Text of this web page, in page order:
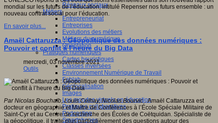
Réseaux sociaux
Métiers
Entrepreneuriat
Entreprises
Evolutions des métiers
Métiers du numérique
Orientation
Pratiques numériques
Cartes heuristiques
Classes inversées
Environnement Numérique de Travail
Fablab
Géolocalisation
Images
Les mondes virtuels en éducation
Pratiques collaboratives
Podcasting
Smartphones
mondial sur les futurs de l’éducation, intitulé Repenser nos futurs ensemble : un
nouveau contrat social pour l’éducation.
En savoir plus...
Amaël Cattaruzza : Géopolitique des données numériques :
Pouvoir et conflit à l’heure du Big Data
mercredi, 03 novembre 2021
Outils
Par Nicolas Bouchaïb, Louis Celhay, Nicolas Bourvic .Amaël Cattaruzza est
docteur en géographie et Maître de Conférences à l’École Spéciale Militaire de
Saint-Cyr et au Centre de recherche des Écoles de Coëtquidan. Spécialiste de
la géopolitique, il traite plus particulièrement des questions autour des